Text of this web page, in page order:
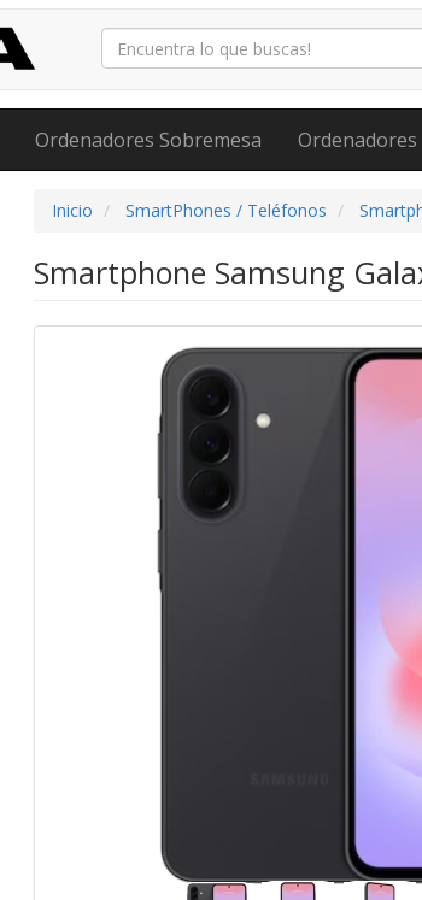
Ordenadores Sobremesa
Inicio SmartPhones / Teléfonos
Smartphone Samsung